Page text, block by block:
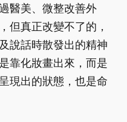
醫美、微整改善外
但真正改變不了的，
說話時散發出的精神
靠化妝畫出來，而是
現出的狀態，也是命